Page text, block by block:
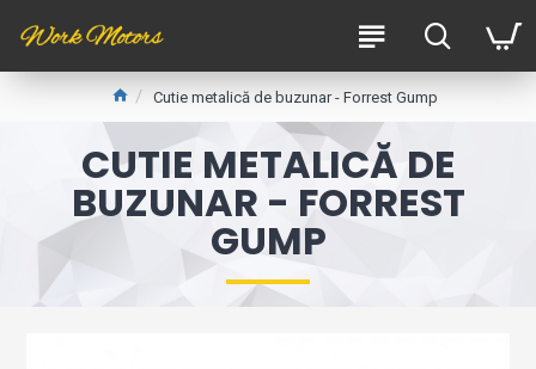
Cutie metalică de buzunar - Forrest Gump
CUTIE METALICĂ DE
BUZUNAR - FORREST
GUMP